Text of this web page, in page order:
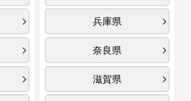
兵庫県
奈良県
滋賀県